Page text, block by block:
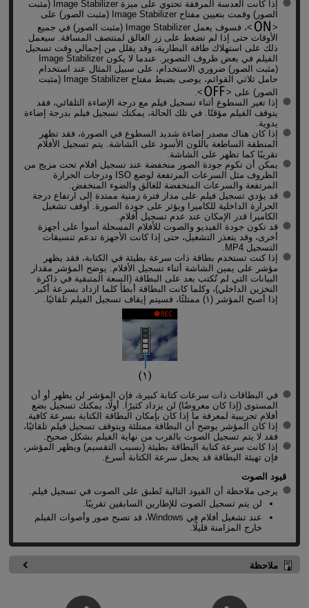
إذا كانت العدسة المرفقة تحتوي على ميزة Image Stabilizer (مثبت
الصور) وقمت بتعيين مفتاح Image Stabilizer (مثبت الصور) على
، فسوف يعمل Image Stabilizer (مثبت الصور) في جميع
الأوقات حتى إذا لم تضغط على زر الغالق لمنتصف المسافة. سيعمل
ذلك على استهلاك طاقة البطارية، وقد يقلل من إجمالي وقت تسجيل
الفيلم في بعض ظروف التصوير. عندما لا يكون Image Stabilizer
(مثبت الصور) ضروري الاستخدام، على سبيل المثال عند استخدام
حامل ثلاثي القوائم، يوصى بضبط مفتاح Image Stabilizer (مثبت
الصور) على
.
إذا تغير السطوع أثناء تسجيل فيلم مع درجة الإضاءة التلقائي، فقد
يتوقف الفيلم مؤقتًا. في تلك الحالة، يمكنك تسجيل فيلم بدرجة إضاءة
يدوية.
إذا كان هناك مصدر إضاءة شديد السطوع في الصورة، فقد تظهر
المنطقة الساطعة باللون الأسود على الشاشة. يتم تسجيل الأفلام
تقريبًا كما تظهر على الشاشة.
يمكن أن تكوم جودة الصور منخفضة عند تسجيل أفلام تحت مزيج من
الظروف مثل السرعات المرتفعة لوضع ISO ودرجات الحرارة
المرتفعة والسرعات المنخفضة للغالق والضوء المنخفض.
قد يؤدي تسجيل فيلم على مدار فترة زمنية ممتدة إلى ارتفاع درجة
الحرارة الداخلية للكاميرا ويؤثر على جودة الصورة. أوقف تشغيل
الكاميرا قدر الإمكان عند عدم تسجيل أفلام.
قد تكون جودة الفيديو والصوت للأفلام المسجلة أسوأ على أجهزة
أخرى، وقد يتعذر التشغيل، حتى إذا كانت الأجهزة تدعم تنسيقات
التسجيل MP4.
إذا كنت تستخدم بطاقة ذات سرعة بطيئة في الكتابة، فقد يظهر
مؤشر على يمين الشاشة أثناء تسجيل الأفلام. يوضح المؤشر مقدار
البيانات التي لم تُكتب بعد على البطاقة (السعة المتبقية في ذاكرة
التخزين الداخلي)، وكلما كانت البطاقة أبطأ كلما ازداد بسرعة أكبر.
إذا أصبح المؤشر (١) ممتلئًا، فسيتم إيقاف تسجيل الفيلم تلقائيًا.
في البطاقات ذات سرعات كتابة كبيرة، فإن المؤشر لن يظهر أو أن
المستوى (إذا كان معروضًا) لن يزداد كثيرًا. أولًا، يمكنك تسجيل بضع
أفلام تجريبية لمعرفة ما إذا كان بإمكان البطاقة الكتابة بسرعة كافية.
إذا كان المؤشر يوضح أن البطاقة ممتلئة ويتوقف تسجيل فيلم تلقائيًا،
فقد لا يتم تسجيل الصوت بالقرب من نهاية الفيلم بشكل صحيح.
إذا كانت سرعة كتابة البطاقة بطيئة (بسبب التقسيم) ويظهر المؤشر،
فإن تهيئة البطاقة قد يجعل سرعة الكتابة أسرع.
قيود الصوت
يرجى ملاحظة أن القيود التالية تًطبق على الصوت في تسجيل فيلم.
لن يتم تسجيل الصوت للإطارين السابقين تقريبًا.
عند تشغيل أفلام في Windows، قد تصبح صور وأصوات الفيلم
خارج المزامنة قليلًا.
ملاحظة